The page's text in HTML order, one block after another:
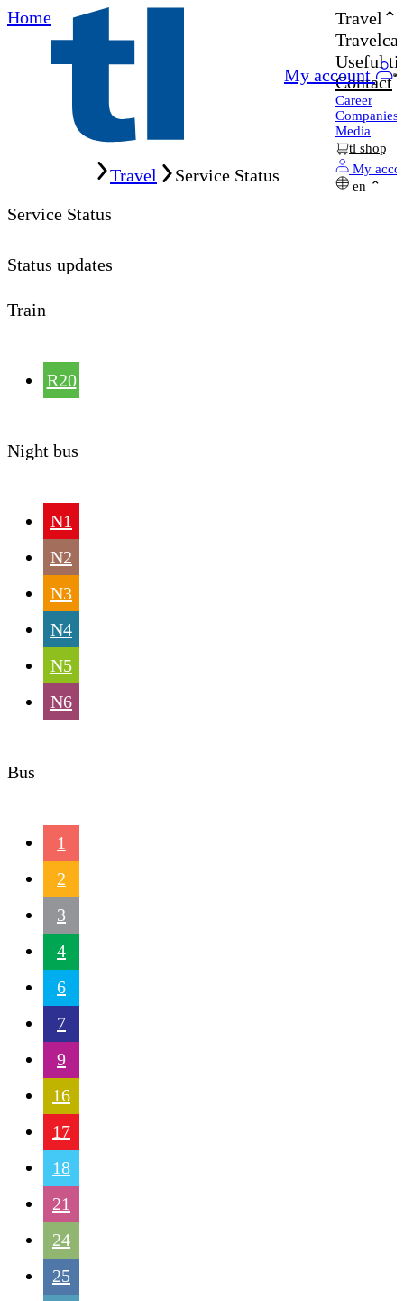
Home
My account
Travel
Useful
Contact
Career
Companies
Media
tl shop
My
en
Travel
Service Status
Service Status
Status updates
Train
R20
Night bus
N1
N2
N3
N4
N5
N6
Bus
1
2
3
4
6
7
9
16
17
18
21
24
25